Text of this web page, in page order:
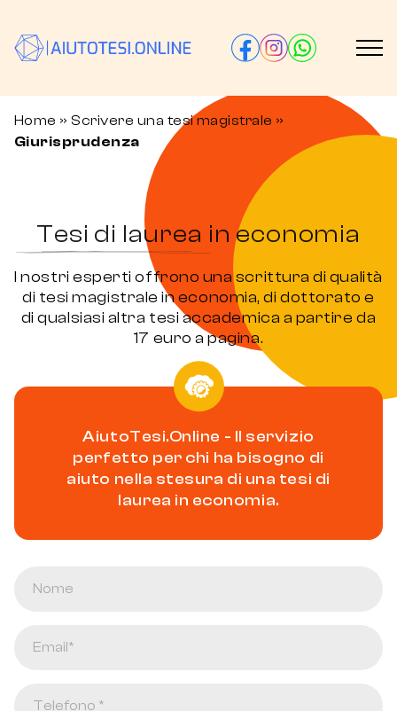
Home » Scrivere una tesi magistrale »
Giurisprudenza
Tesi di laurea in economia
I nostri esperti offrono una scrittura di qualità
di tesi magistrale in economia, di dottorato e
di qualsiasi altra tesi accademica a partire da
17 euro a pagina.
AiutoTesi.Online - Il servizio
perfetto per chi ha bisogno di
aiuto nella stesura di una tesi di
laurea in economia.